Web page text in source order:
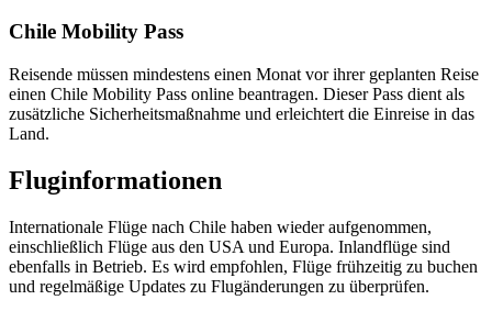
Chile Mobility Pass
Reisende müssen mindestens einen Monat vor ihrer geplanten Reise
einen Chile Mobility Pass online beantragen. Dieser Pass dient als
zusätzliche Sicherheitsmaßnahme und erleichtert die Einreise in das
Land.
Fluginformationen
Internationale Flüge nach Chile haben wieder aufgenommen,
einschließlich Flüge aus den USA und Europa. Inlandflüge sind
ebenfalls in Betrieb. Es wird empfohlen, Flüge frühzeitig zu buchen
und regelmäßige Updates zu Flugänderungen zu überprüfen.